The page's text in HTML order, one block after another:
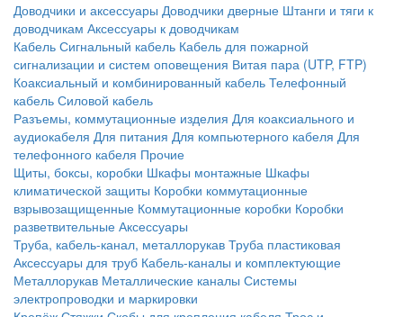
Доводчики и аксессуары Доводчики дверные Штанги и тяги к
доводчикам Аксессуары к доводчикам
Кабель Сигнальный кабель Кабель для пожарной
сигнализации и систем оповещения Витая пара (UTP, FTP)
Коаксиальный и комбинированный кабель Телефонный
кабель Силовой кабель
Разъемы, коммутационные изделия Для коаксиального и
аудиокабеля Для питания Для компьютерного кабеля Для
телефонного кабеля Прочие
Щиты, боксы, коробки Шкафы монтажные Шкафы
климатической защиты Коробки коммутационные
взрывозащищенные Коммутационные коробки Коробки
разветвительные Аксессуары
Труба, кабель-канал, металлорукав Труба пластиковая
Аксессуары для труб Кабель-каналы и комплектующие
Металлорукав Металлические каналы Системы
электропроводки и маркировки